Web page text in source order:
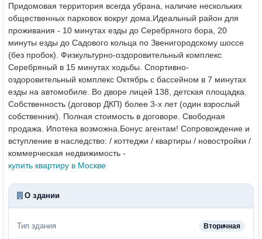
Придомовая территория всегда убрана, наличие нескольких
общественных парковок вокруг дома. Идеальный район для
проживания - 10 минутах езды до Серебряного бора, 20
минуты езды до Садового кольца по Звенигородскому шоссе
(без пробок). Физкультурно-оздоровительный комплекс
Серебряный в 15 минутах ходьбы. Спортивно-
оздоровительный комплекс Октябрь с бассейном в 7 минутах
езды на автомобиле. Во дворе лицей 138, детская площадка.
Собственность (договор ДКП) более 3-х лет (один взрослый
собственник). Полная стоимость в договоре. Свободная
продажа. Ипотека возможна. Бонус агентам! Сопровождение и
вступление в наследство: / коттеджи / квартиры / новостройки /
коммерческая недвижимость -
купить квартиру в Москве
О здании
Тип здания Вторичная